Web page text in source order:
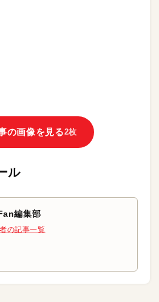
の画像を見る2枚
ル
編集部
の記事一覧